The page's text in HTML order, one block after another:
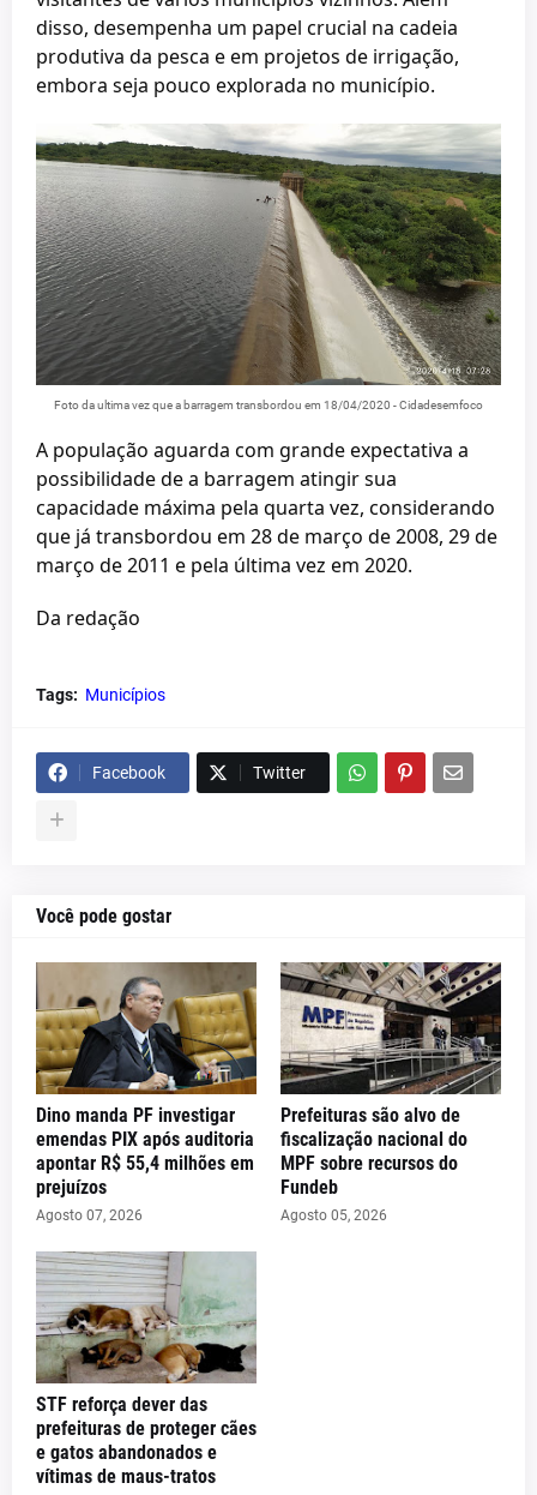
disso, desempenha um papel crucial na cadeia
produtiva da pesca e em projetos de irrigação,
embora seja pouco explorada no município.
Foto da ultima vez que a barragem transbordou em 18/04/2020 - Cidadesemfoco
A população aguarda com grande expectativa a
possibilidade de a barragem atingir sua
capacidade máxima pela quarta vez, considerando
que já transbordou em 28 de março de 2008, 29 de
março de 2011 e pela última vez em 2020.
Da redação
Tags: Municípios
Facebook Twitter
Você pode gostar
Dino manda PF investigar
emendas PIX após auditoria
apontar R$ 55,4 milhões em
prejuízos
Agosto 07, 2026
Prefeituras são alvo de
fiscalização nacional do
MPF sobre recursos do
Fundeb
Agosto 05, 2026
STF reforça dever das
prefeituras de proteger cães
e gatos abandonados e
vítimas de maus-tratos